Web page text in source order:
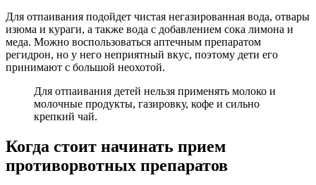
Для отпаивания подойдет чистая негазированная вода, отвары
изюма и кураги, а также вода с добавлением сока лимона и
меда. Можно воспользоваться аптечным препаратом
регидрон, но у него неприятный вкус, поэтому дети его
принимают с большой неохотой.
Для отпаивания детей нельзя применять молоко и
молочные продукты, газировку, кофе и сильно
крепкий чай.
Когда стоит начинать прием
противорвотных препаратов